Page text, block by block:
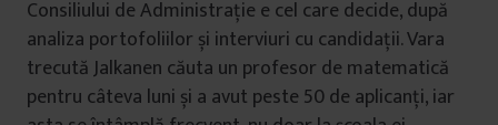
Consiliului de Administrație e cel care decide, după
analiza portofoliilor și interviuri cu candidații. Vara
trecută Jalkanen căuta un profesor de matematică
pentru câteva luni și a avut peste 50 de aplicanți, iar